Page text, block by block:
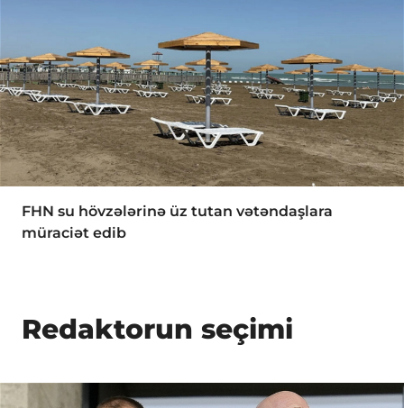
FHN su hövzələrinə üz tutan vətəndaşlara
müraciət edib
Redaktorun seçimi